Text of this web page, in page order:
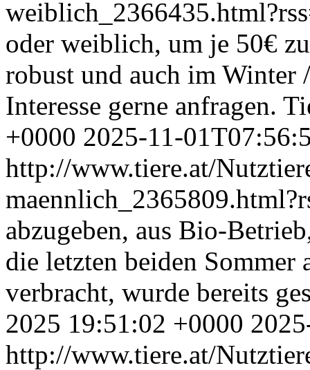
oder weiblich, um je 50€
robust und auch im Winter
Interesse gerne anfragen.
+0000 2025-11-
http://www.tiere.at/
abzugeben, aus Bio-
die letzten beiden Sommer
verbracht, wurde bereits
2025 19:51:02 +0000
http://www.tiere.at/